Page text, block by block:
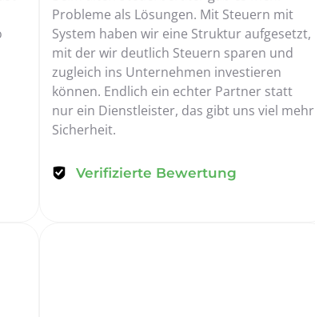
Probleme als Lösungen. Mit Steuern mit
System haben wir eine Struktur aufgesetzt,
mit der wir deutlich Steuern sparen und
zugleich ins Unternehmen investieren
können. Endlich ein echter Partner statt
nur ein Dienstleister, das gibt uns viel mehr
Sicherheit.
Verifizierte Bewertung